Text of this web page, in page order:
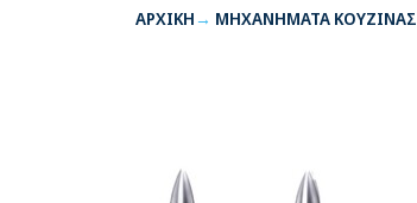
ΑΡΧΙΚΉ ΜΗΧΑΝΗΜΑΤΑ ΚΟΥΖΙΝΑΣ